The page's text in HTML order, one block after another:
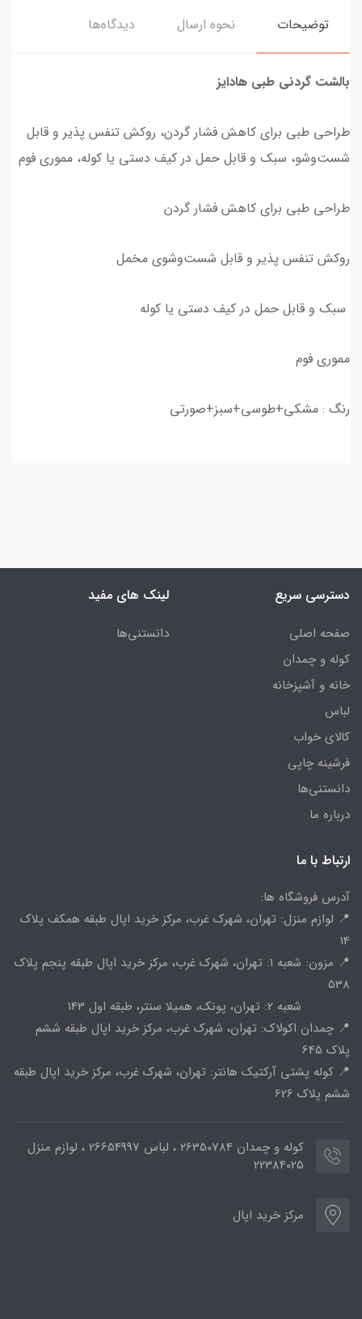
توضیحات نحوه ارسال دیدگاه‌ها
بالشت گردنی طبی هادایز
طراحی طبی برای کاهش فشار گردن، روکش تنفس‌ پذیر و قابل
شست‌وشو، سبک و قابل حمل در کیف دستی یا کوله، مموری فوم
طراحی طبی برای کاهش فشار گردن
روکش تنفس‌ پذیر و قابل شست‌وشوی مخمل
سبک و قابل حمل در کیف دستی یا کوله
مموری فوم
رنگ : مشکی+طوسی+سبز+صورتی
دسترسی سریع
صفحه اصلی
کوله و چمدان
خانه و آشپزخانه
لباس
کالای خواب
فرشینه چاپی
دانستنی‌ها
درباره ما
لینک های مفید
دانستنی‌ها
ارتباط با ما
آدرس فروشگاه ها:
📍 لوازم منزل: تهران، شهرک غرب، مرکز خرید اپال طبقه همکف پلاک
14
📍 مزون: شعبه 1: تهران، شهرک غرب، مرکز خرید اپال طبقه پنجم پلاک
538
شعبه 2: تهران، پونک، همیلا سنتر، طبقه اول 143
📍 چمدان اکولاک: تهران، شهرک غرب، مرکز خرید اپال طبقه ششم
پلاک 645
📍 کوله پشتی آرکتیک هانتر: تهران، شهرک غرب، مرکز خرید اپال طبقه
ششم پلاک 626
کوله و چمدان 26350784 ، لباس 26654997 ، لوازم منزل
22384025
مرکز خرید اپال